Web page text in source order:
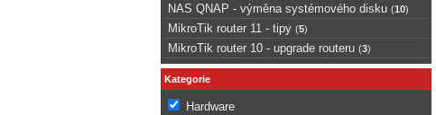
NAS QNAP - výměna systémového disku (10)
MikroTik router 11 - tipy (5)
MikroTik router 10 - upgrade routeru (3)
Kategorie
Hardware